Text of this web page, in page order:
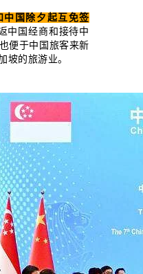
国除夕起互免签
中国经商和接待中
便于中国旅客来新
坡的旅游业。